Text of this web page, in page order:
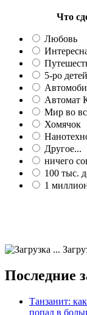
Что
Любовь
5-ро
Автомат
Мир во
Хомячок
Другое...
ничего
100 тыс.
1
Последние
Танзанит:
попал в